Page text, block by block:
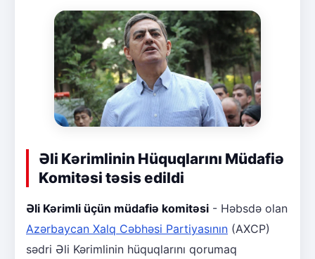
Əli Kərimlinin Hüquqlarını Müdafiə
Komitəsi təsis edildi
Əli Kərimli üçün müdafiə komitəsi - Həbsdə olan
Azərbaycan Xalq Cəbhəsi Partiyasının (AXCP)
sədri Əli Kərimlinin hüquqlarını qorumaq